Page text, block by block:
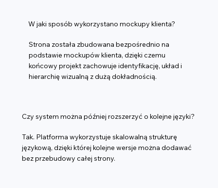
W jaki sposób wykorzystano mockupy klienta?
Strona została zbudowana bezpośrednio na
podstawie mockupów klienta, dzięki czemu
końcowy projekt zachowuje identyfikację, układ i
hierarchię wizualną z dużą dokładnością.
Czy system można później rozszerzyć o kolejne języki?
Tak. Platforma wykorzystuje skalowalną strukturę
językową, dzięki której kolejne wersje można dodawać
bez przebudowy całej strony.